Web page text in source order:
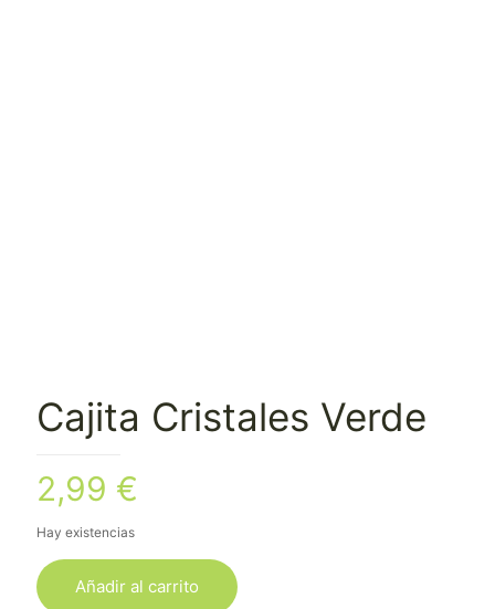
Cajita Cristales Verde
2,99 €
Hay existencias
Añadir al carrito